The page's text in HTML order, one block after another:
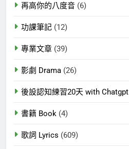
再高你的八度音 (6)
功課筆記 (12)
專業文章 (39)
影劇 Drama (26)
後設認知練習20天 with Chatgpt
書籍 Book (4)
歌詞 Lyrics (609)